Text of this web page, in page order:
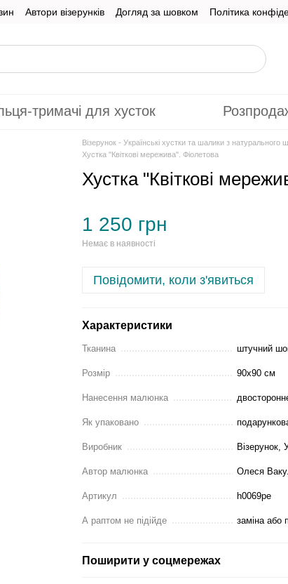
Автори візерунків Догляд за шовком Політика
тримачі для хусток
Візерунок - Українські хустки та шалики з натурального
Хустка "Квіткові мережива". Фіолетова
Хустка "Квіткові
1 250 грн
Немає в наявності
Повідомити, коли з'явиться
Характеристики
Тканина штучний
Розмір 90х90 см
Нанесення малюнка
Як упаковано
Виробник Візерунок,
Автор малюнка Олеся
Артикул h0069pe
А раптом не підійде заміна або
Поширити у соцмережах